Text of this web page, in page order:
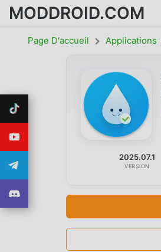
MODDROID.COM
Page D'accueil Applications
2025.07.1
VERSION